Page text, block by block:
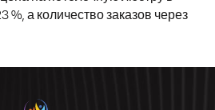
%, а количество заказов через